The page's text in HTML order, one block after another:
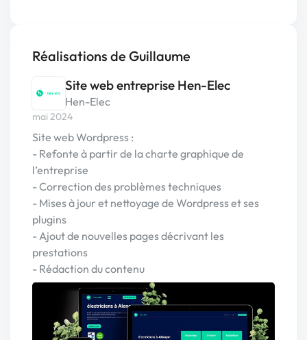
Réalisations de Guillaume
Site web entreprise Hen-Elec
Hen-Elec
mai 2024
Site web Wordpress :
- Refonte à partir de la charte graphique de
l’entreprise
- Correction des problèmes techniques
- Mises à jour et nettoyage de Wordpress et ses
plugins
- Ajout de nouvelles pages décrivant les
prestations
- Rédaction du contenu